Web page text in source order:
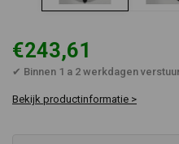
€243,61
✔ Binnen 1 a 2 werkdagen
Bekijk productinformatie >